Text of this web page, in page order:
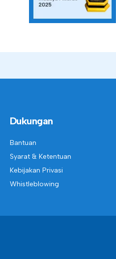
Dukungan
Bantuan
Syarat & Ketentuan
Kebijakan Privasi
Whistleblowing